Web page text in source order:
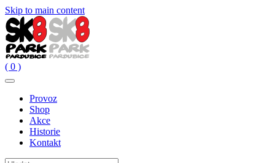
Skip to main content
( 0 )
Provoz
Shop
Akce
Historie
Kontakt